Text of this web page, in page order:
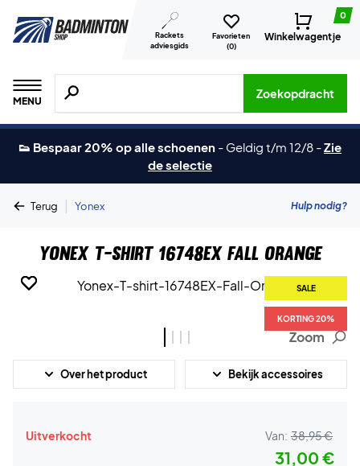
Rackets
adviesgids
Favorieten
(0)
0
Winkelwagentje
MENU
Zoeken naar producten, merken etc.
Zoekopdracht
👟 Bespaar 20% op alle schoenen - Geldig t/m 12/8 -Zie
de selectie
Terug | Yonex Hulp nodig?
Yonex T-shirt 16748EX Fall Orange
SALE
KORTING 20%
SALE
KORTING 20%
SALE
KORTING 20%
SALE
KORTING 20%
Zoom
Over het product Bekijk accessoires
Uitverkocht Van: 38,95 €
31,00 €